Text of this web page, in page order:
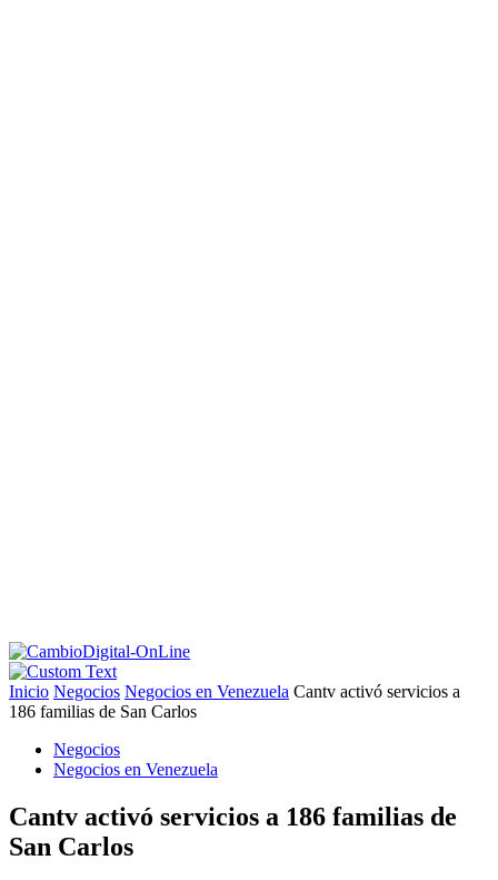
Inicio Negocios Negocios en Venezuela Cantv activó servicios a
186 familias de San Carlos
Negocios
Negocios en Venezuela
Cantv activó servicios a 186 familias de
San Carlos